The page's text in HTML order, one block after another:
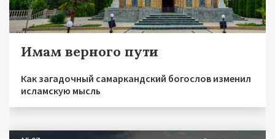
Имам верного пути
Как загадочный самаркандский богослов изменил
исламскую мысль